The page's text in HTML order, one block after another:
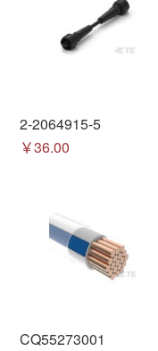
2-2064915-5
￥36.00
CQ55273001